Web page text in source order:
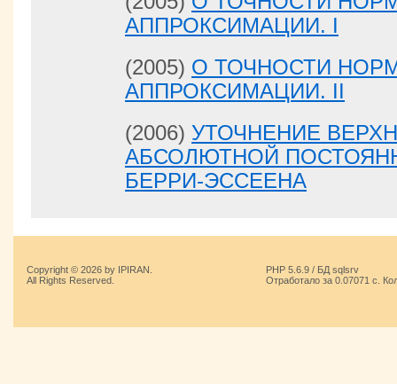
АППРОКСИМАЦИИ. I
(2005) О ТОЧНОСТИ
АППРОКСИМАЦИИ. II
(2006) УТОЧНЕНИЕ
АБСОЛЮТНОЙ
БЕРРИ-ЭССЕЕНА
Copyright © 2026 by IPIRAN.
All Rights Reserved.
PHP 5.6.9 / БД sqlsrv
Отработало за 0.07071 с.